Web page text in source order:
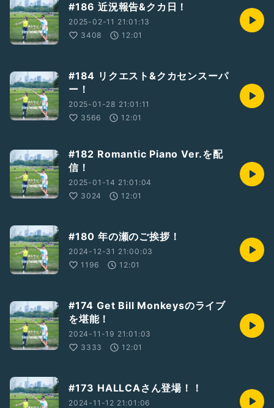
#186 近況報告&クカ日！
2025-02-11 21:01:13
3408
12:01
#184 リクエスト&クカセンスーパ
ー！
2025-01-28 21:01:11
3566
12:01
#182 Romantic Piano Ver.を配
信！
2025-01-14 21:01:04
3024
12:01
#180 年の瀬のご挨拶！
2024-12-31 21:00:03
1196
12:01
#174 Get Bill Monkeysのライブ
を堪能！
2024-11-19 21:01:03
3333
12:01
#173 HALLCAさん登場！！
2024-11-12 21:01:06